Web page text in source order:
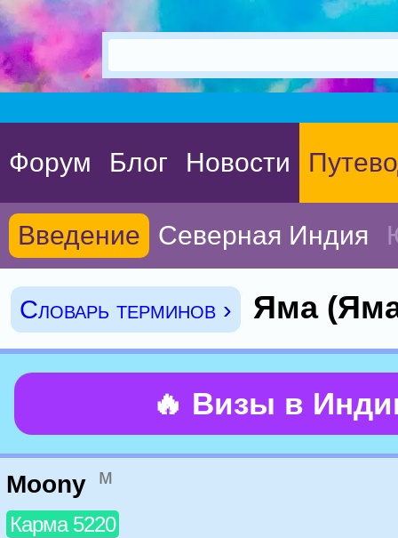
Форум Блог Новости
Введение Северная Индия
Словарь терминов › Яма
🔥 Визы в
Moony м
Карма 5220